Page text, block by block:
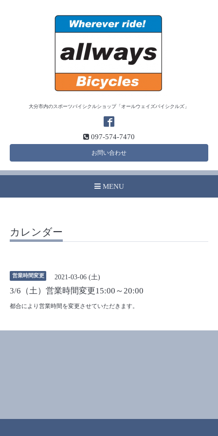
大分市内のスポーツバイシクルショップ「オールウェイズバイシクルズ」
097-574-7470
お問い合わせ
MENU
カレンダー
営業時間変更 2021-03-06 (土)
3/6（土）営業時間変更15:00～20:00
都合により営業時間を変更させていただきます。